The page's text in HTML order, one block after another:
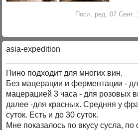
Посл. ред. 07 Сент.
asia-expedition
Пино подходит для многих вин.
Без мацерации и ферментации -
мацерацией 3 часа - для розовых
далее -для красных. Средняя у
суток. Есть и до 30 суток.
Мне показалось по вкусу сусла,